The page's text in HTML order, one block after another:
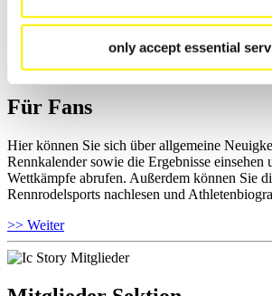
only accept essential
Für Fans
Hier können Sie sich über allgemeine
Rennkalender sowie die Ergebnisse einsehen
Wettkämpfe abrufen. Außerdem können Sie
Rennrodelsports nachlesen und
>> Weiter